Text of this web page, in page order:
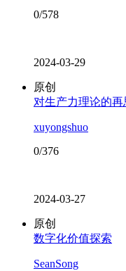
0/578
2024-03-29
原创
对生产力理论的
xuyongshuo
0/376
2024-03-27
原创
数字化价值探索
SeanSong